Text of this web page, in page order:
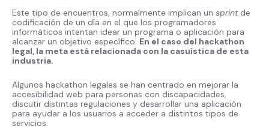
Este tipo de encuentros, normalmente implican un sprintde
codificación de un día en el que los programadores
informáticos intentan idear un programa o aplicación para
alcanzar un objetivo específico. En el caso del hackathon
legal, la meta está relacionada con la casuística de esta
industria.
Algunos hackathon legales se han centrado en mejorar la
accesibilidad web para personas con discapacidades,
discutir distintas regulaciones y desarrollar una aplicación
para ayudar a los usuarios a acceder a distintos tipos de
servicios.